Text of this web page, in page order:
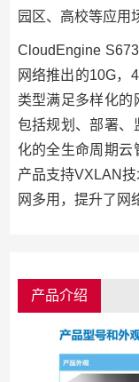
园区、高校等应用
CloudEngine
网络推出的10G，
类型满足多样化的
包括规划、部署、
化的全生命周期云
产品支持VXLAN
网多用，提升了网
产品介绍